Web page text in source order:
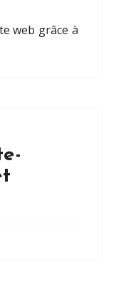
web grâce à